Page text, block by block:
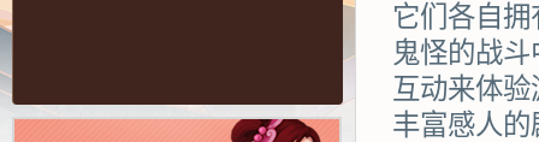
它们各自
鬼怪的战
互动来体
丰富感人